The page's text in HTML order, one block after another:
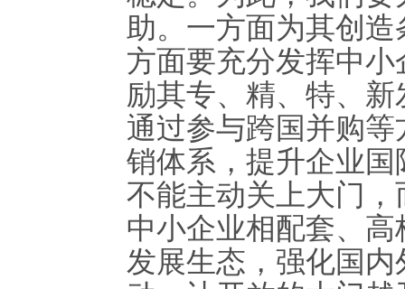
助。一方面为其创
方面要充分发挥中
励其专、精、特、
通过参与跨国并购
销体系，提升企业
不能主动关上大门
中小企业相配套、
发展生态，强化国